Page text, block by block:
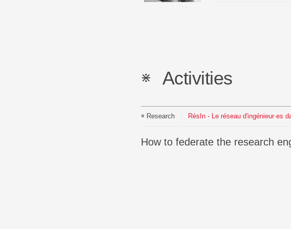
Activities
Research RésIn - Le réseau d'ingénieur·es
How to federate the research